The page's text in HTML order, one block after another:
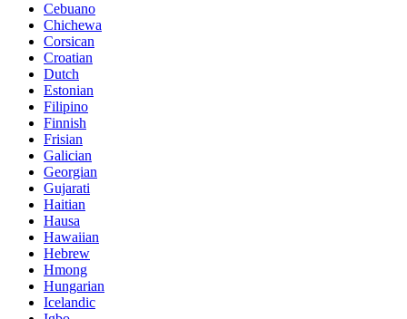
Cebuano
Chichewa
Corsican
Croatian
Dutch
Estonian
Filipino
Finnish
Frisian
Galician
Georgian
Gujarati
Haitian
Hausa
Hawaiian
Hebrew
Hmong
Hungarian
Icelandic